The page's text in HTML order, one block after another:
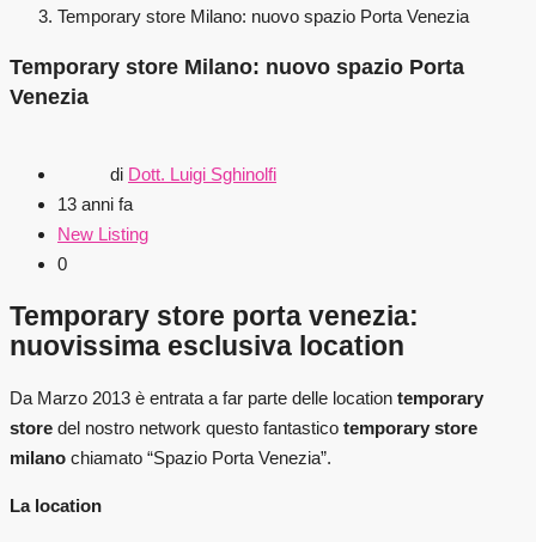
Temporary store Milano: nuovo spazio Porta Venezia
Temporary store Milano: nuovo spazio Porta
Venezia
di Dott. Luigi Sghinolfi
13 anni fa
New Listing
0
Temporary store porta venezia:
nuovissima esclusiva location
Da Marzo 2013 è entrata a far parte delle location temporary
store del nostro network questo fantastico temporary store
milano chiamato “Spazio Porta Venezia”.
La location